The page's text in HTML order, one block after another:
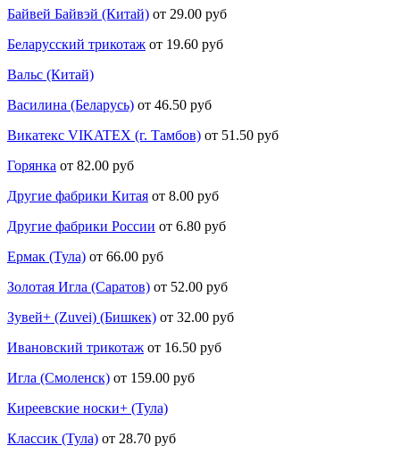
Байвей Байвэй (Китай) от 29.00 руб
Беларусский трикотаж от 19.60 руб
Вальс (Китай)
Василина (Беларусь) от 46.50 руб
Викатекс VIKATEX (г. Тамбов) от 51.50 руб
Горянка от 82.00 руб
Другие фабрики Китая от 8.00 руб
Другие фабрики России от 6.80 руб
Ермак (Тула) от 66.00 руб
Золотая Игла (Саратов) от 52.00 руб
Зувей+ (Zuvei) (Бишкек) от 32.00 руб
Ивановский трикотаж от 16.50 руб
Игла (Смоленск) от 159.00 руб
Киреевские носки+ (Тула)
Классик (Тула) от 28.70 руб